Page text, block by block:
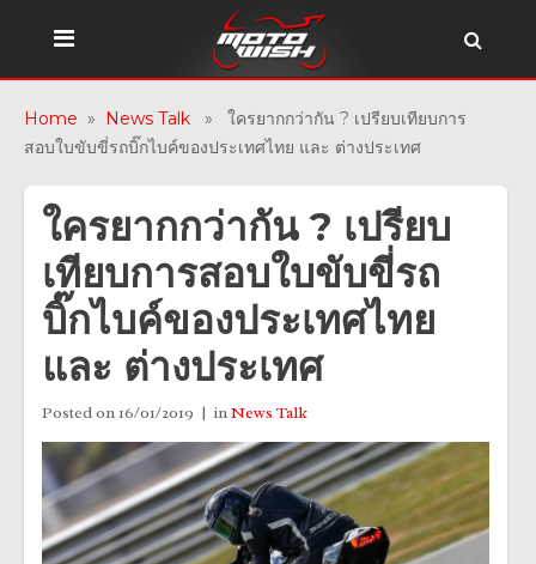
Home » News Talk » ใครยากกว่ากัน ? เปรียบเทียบการ
สอบใบขับขี่รถบิ๊กไบค์ของประเทศไทย และ ต่างประเทศ
ใครยากกว่ากัน ? เปรียบ
เทียบการสอบใบขับขี่รถ
บิ๊กไบค์ของประเทศไทย
และ ต่างประเทศ
Posted on16/01/2019 inNews Talk